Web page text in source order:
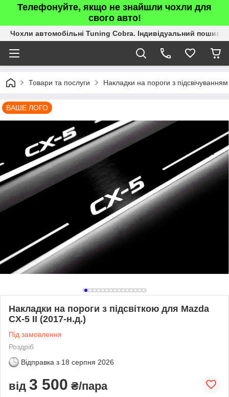
Телефонуйте, якщо не знайшли чохли для
свого авто!
Чохли автомобільні Tuning Cobra. Індивідуальний пошив.
Товари та послуги Накладки на пороги з підсвічуванням
ВАШЕ ЛОГО
Накладки на пороги з підсвіткою для Mazda
CX-5 II (2017-н.д.)
Під замовлення
Роздріб
Відправка з 18 серпня 2026
від 3 500 ₴/пара